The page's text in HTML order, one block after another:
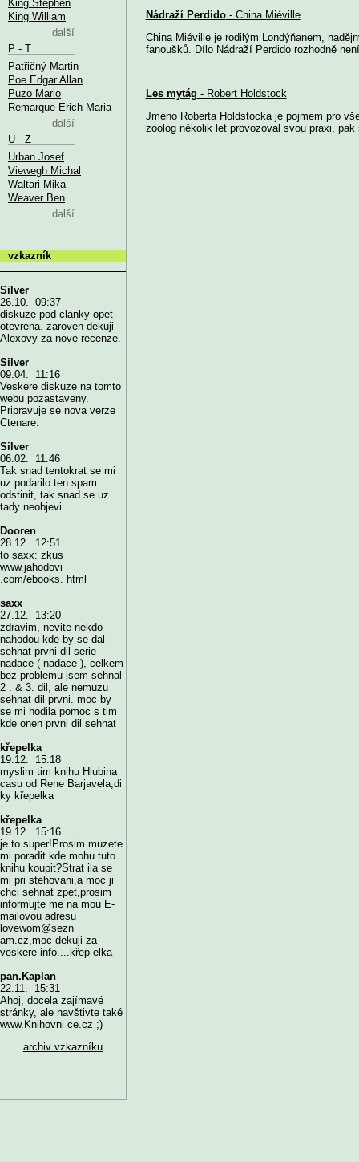
Nádraží Perdido- China Miéville
China Miéville je rodilým Londýňanem,
fanoušků. Dílo Nádraží Perdido rozhodně
Les mytág - Robert Holdstock
Jméno Roberta Holdstocka je pojmem pro
zoolog několik let provozoval svou praxi,
King Stephen
King William
další
P - T
Patřičný Martin
Poe Edgar Allan
Puzo Mario
Remarque Erich Maria
další
U - Z
Urban Josef
Viewegh Michal
Waltari Mika
Weaver Ben
další
vzkazník
Silver
26.10. 09:37
diskuze pod clanky opet
otevrena. zaroven dekuji
Alexovy za nove recenze.
Silver
09.04. 11:16
Veskere diskuze na tomto
webu pozastaveny.
Pripravuje se nova verze
Ctenare.
Silver
06.02. 11:46
Tak snad tentokrat se mi
uz podarilo ten spam
odstinit, tak snad se uz
tady neobjevi
Dooren
28.12. 12:51
to saxx: zkus
www.jahodovi
.com/ebooks. html
saxx
27.12. 13:20
zdravim, nevite nekdo
nahodou kde by se dal
sehnat prvni dil serie
nadace ( nadace ), celkem
bez problemu jsem sehnal
2 . & 3. dil, ale nemuzu
sehnat dil prvni. moc by
se mi hodila pomoc s tim
kde onen prvni dil sehnat
křepelka
19.12. 15:18
myslim tim knihu Hlubina
casu od Rene Barjavela,di
ky křepelka
křepelka
19.12. 15:16
je to super!Prosim muzete
mi poradit kde mohu tuto
knihu koupit?Strat ila se
mi pri stehovani,a moc ji
chci sehnat zpet,prosim
informujte me na mou E-
mailovou adresu
lovewom@sezn
am.cz,moc dekuji za
veskere info....křep elka
pan.Kaplan
22.11. 15:31
Ahoj, docela zajímavé
stránky, ale navštivte také
www.Knihovni ce.cz ;)
archiv vzkazníku